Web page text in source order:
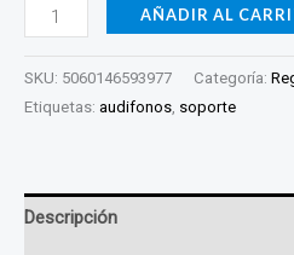
AÑADIR AL
SKU: 5060146593977 Categoría:
Etiquetas: audifonos, soporte
Descripción